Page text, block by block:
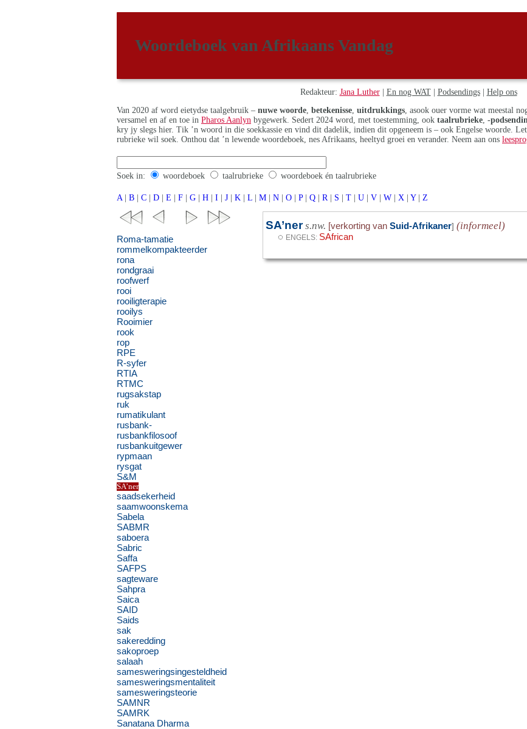
Woordeboek van Afrikaans Vandag
Redakteur: Jana Luther| En nog WAT| Podsendings| Help ons
Van 2020 af word eietydse taalgebruik – nuwe woorde betekenisse uitdrukkings , asook ouer vorme wat meestal
versamel en af en toe in Pharos Aanlyn bygewerk. Sedert 2024 word, met toestemming, ook taalrubrieke -
kry jy slegs hier. Tik ’n woord in die soekkassie en vind dit dadelik, indien dit opgeneem is – ook Engelse woorde.
rubrieke wil soek. Onthou dat ’n lewende woordeboek, nes Afrikaans, heeltyd groei en verander. Neem aan ons
Soek in: woordeboek taalrubrieke woordeboek én taalrubrieke
A | B | C | D | E | F | G | H | I | J | K | L | M | N | O | P | Q | R | S | T | U | V | W | X | Y | Z
SA’ner s.nw. [verkorting van Suid-Afrikaner] (informeel)
◌ ENGELS: SAfrican
Roma-tamatie
rommelkompakteerder
rona
rondgraai
roofwerf
rooi
rooiligterapie
rooilys
Rooimier
rook
rop
RPE
R-syfer
RTIA
RTMC
rugsakstap
ruk
rumatikulant
rusbank-
rusbankfilosoof
rusbankuitgewer
rypmaan
rysgat
S&M
SA’ner
saadsekerheid
saamwoonskema
Sabela
SABMR
saboera
Sabric
Saffa
SAFPS
sagteware
Sahpra
Saica
SAID
Saids
sak
sakeredding
sakoproep
salaah
samesweringsingesteldheid
samesweringsmentaliteit
samesweringsteorie
SAMNR
SAMRK
Sanatana Dharma